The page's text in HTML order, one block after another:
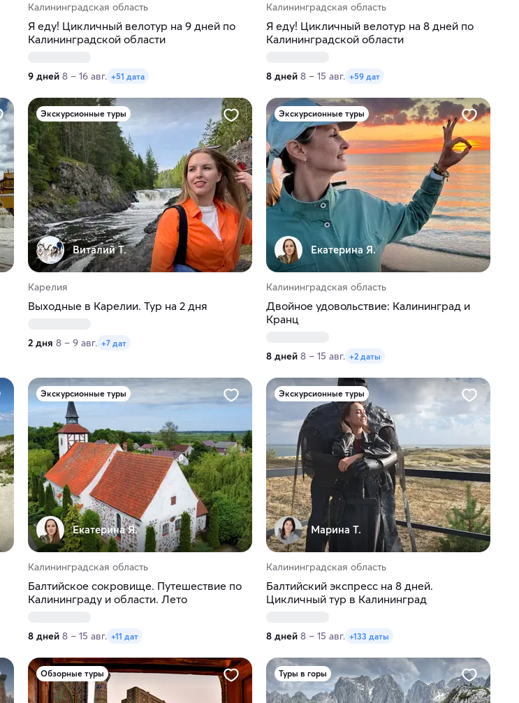
Калининградская область
Я еду! Цикличный велотур на 9 дней по
Калининградской области
9 дней 8 – 16 авг. +51 дата
Калининградская область
Я еду! Цикличный велотур на 8 дней по
Калининградской области
8 дней 8 – 15 авг. +59 дат
Экскурсионные туры
Виталий Т.
Карелия
Выходные в Карелии. Тур на 2 дня
2 дня 8 – 9 авг. +7 дат
Экскурсионные туры
Екатерина Я.
Калининградская область
Двойное удовольствие: Калининград и
Кранц
8 дней 8 – 15 авг. +2 даты
Экскурсионные туры
Екатерина Я.
Калининградская область
Балтийское сокровище. Путешествие по
Калининграду и области. Лето
8 дней 8 – 15 авг. +11 дат
Экскурсионные туры
Марина Т.
Калининградская область
Балтийский экспресс на 8 дней.
Цикличный тур в Калининград
8 дней 8 – 15 авг. +133 даты
Обзорные туры Туры в горы